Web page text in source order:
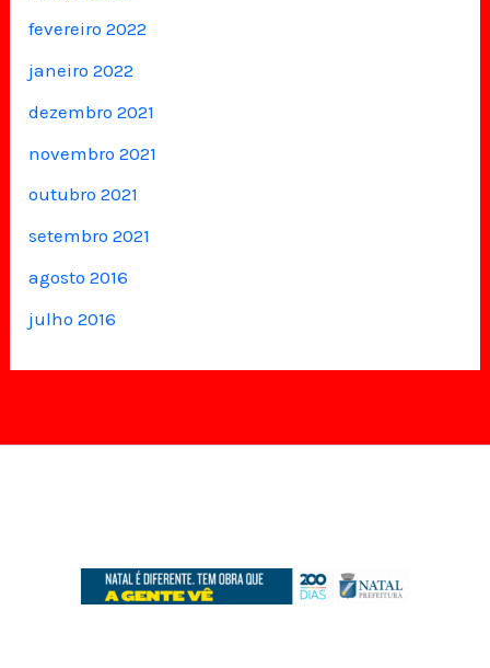
fevereiro 2022
janeiro 2022
dezembro 2021
novembro 2021
outubro 2021
setembro 2021
agosto 2016
julho 2016